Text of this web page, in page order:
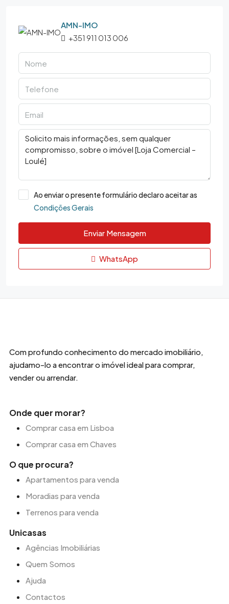
AMN-IMO
+351 911 013 006
Ao enviar o presente formulário declaro aceitar as
Condições Gerais
Enviar Mensagem
WhatsApp
Com profundo conhecimento do mercado imobiliário,
ajudamo-lo a encontrar o imóvel ideal para comprar,
vender ou arrendar.
Onde quer morar?
Comprar casa em Lisboa
Comprar casa em Chaves
O que procura?
Apartamentos para venda
Moradias para venda
Terrenos para venda
Unicasas
Agências Imobiliárias
Quem Somos
Ajuda
Contactos